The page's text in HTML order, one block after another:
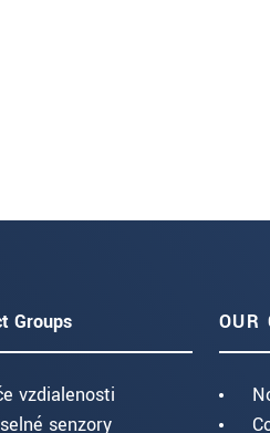
Groups
vzdialenosti
senzory
OUR